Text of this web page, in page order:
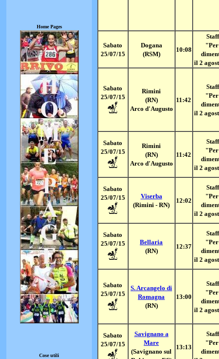
Sabato
25/07/15
Dogana
(RSM)
10:08
il 2
Sabato
25/07/15
Rimini
(RN)
Arco d'Augusto
11:42
il 2
Sabato
25/07/15
Rimini
(RN)
Arco d'Augusto
11:42
il 2
Sabato
25/07/15
Viserba
(Rimini - RN)
12:02
il 2
Sabato
25/07/15
Bellaria
(RN)
12:37
il 2
Sabato
25/07/15
S. Arcangelo di
Romagna
(RN)
13:00
il 2
Sabato
25/07/15
Savignano a
Mare
(Savignano sul
13:13
Home Pages
Cose utili